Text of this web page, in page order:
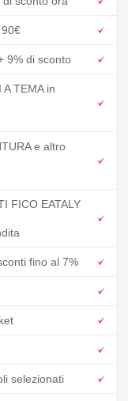
9% di sconto
TEMA in
e altro
FICO EATALY
fino al 7%
selezionati